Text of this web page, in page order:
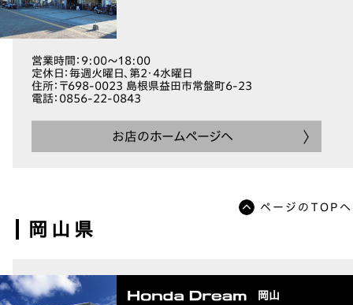
営業時間 ：9:00～18:00
定休日 ：毎週火曜日、第2・4水曜日
住所：〒698-0023 島根県益田市常盤町6-23
電話：0856-22-0843
お店のホームページへ
ページのTOPへ
岡山県
岡山